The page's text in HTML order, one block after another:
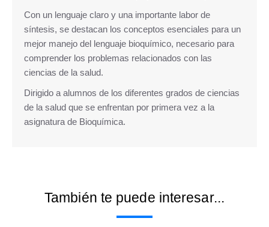
Con un lenguaje claro y una importante labor de
síntesis, se destacan los conceptos esenciales para un
mejor manejo del lenguaje bioquímico, necesario para
comprender los problemas relacionados con las
ciencias de la salud.
Dirigido a alumnos de los diferentes grados de ciencias
de la salud que se enfrentan por primera vez a la
asignatura de Bioquímica.
También te puede interesar...